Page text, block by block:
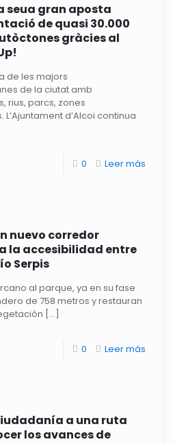
seua gran aposta
de quasi 30.000
gràcies al
de les majors
de la ciutat amb
rius, parcs, zones
d’Alcoi continua
0 Leer más
nuevo corredor
la accesibilidad entre
Serpis
al parque, ya en su fase
de 758 metros y restauran
[…]
0 Leer más
a una ruta
los avances de